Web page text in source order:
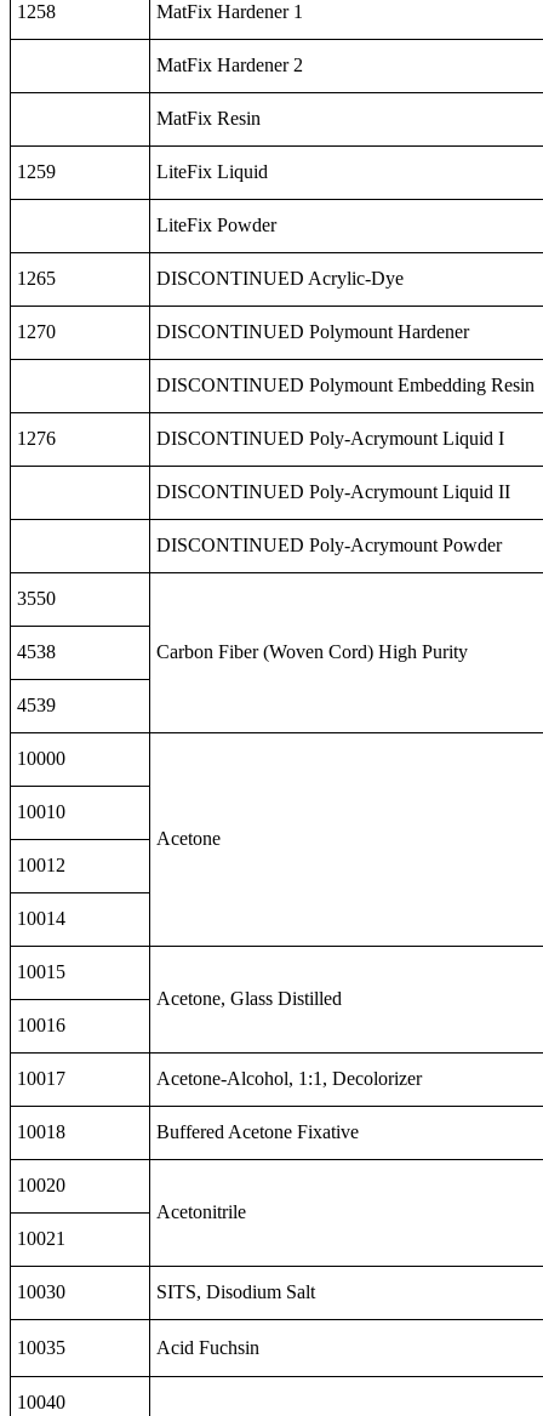
1258 MatFix Hardener 1
MatFix Hardener 2
MatFix Resin
1259 LiteFix Liquid
LiteFix Powder
1265 DISCONTINUED Acrylic-Dye
1270 DISCONTINUED Polymount Hardener
DISCONTINUED Polymount Embedding Resin
1276 DISCONTINUED Poly-Acrymount Liquid I
DISCONTINUED Poly-Acrymount Liquid II
DISCONTINUED Poly-Acrymount Powder
3550
Carbon Fiber (Woven Cord) High Purity
4538
4539
10000
Acetone
10010
10012
10014
10015
Acetone, Glass Distilled
10016
10017 Acetone-Alcohol, 1:1, Decolorizer
10018 Buffered Acetone Fixative
10020
Acetonitrile
10021
10030 SITS, Disodium Salt
10035 Acid Fuchsin
10040